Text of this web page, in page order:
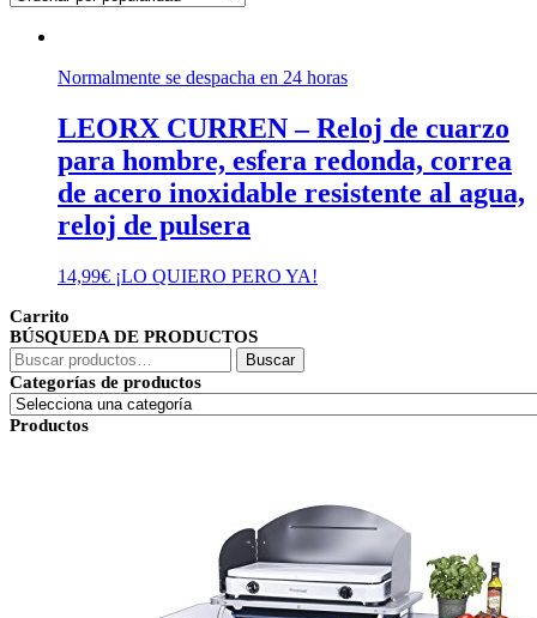
Normalmente se despacha en 24 horas
LEORX CURREN – Reloj de cuarzo
para hombre, esfera redonda, correa
de acero inoxidable resistente al agua,
reloj de pulsera
14,99€ ¡LO QUIERO PERO YA!
Carrito
BÚSQUEDA DE PRODUCTOS
Buscar
por:
Buscar
Categorías de productos
Productos